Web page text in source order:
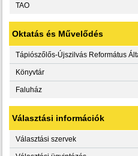
TAO
Oktatás és Művelődés
Tápiószőlős-Újszilvás Református
Könyvtár
Faluház
Választási információk
Választási szervek